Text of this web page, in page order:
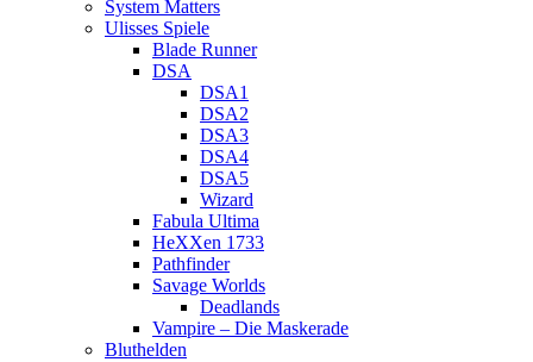
System Matters
Ulisses Spiele
Blade Runner
DSA
DSA1
DSA2
DSA3
DSA4
DSA5
Wizard
Fabula Ultima
HeXXen 1733
Pathfinder
Savage Worlds
Deadlands
Vampire – Die Maskerade
Bluthelden